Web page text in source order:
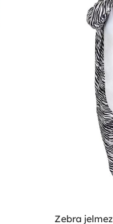
Zebra jelmez